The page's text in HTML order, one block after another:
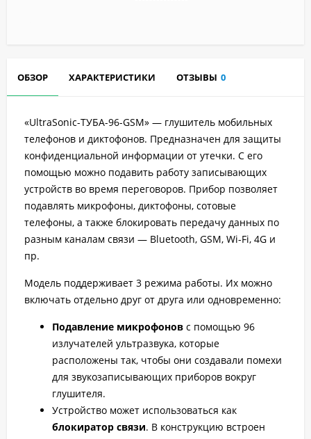
ОБЗОР ХАРАКТЕРИСТИКИ ОТЗЫВЫ 0
«UltraSonic-ТУБА-96-GSM» — глушитель мобильных
телефонов и диктофонов. Предназначен для защиты
конфиденциальной информации от утечки. С его
помощью можно подавить работу записывающих
устройств во время переговоров. Прибор позволяет
подавлять микрофоны, диктофоны, сотовые
телефоны, а также блокировать передачу данных по
разным каналам связи — Bluetooth, GSM, Wi-Fi, 4G и
пр.
Модель поддерживает 3 режима работы. Их можно
включать отдельно друг от друга или одновременно:
Подавление микрофонов с помощью 96
излучателей ультразвука, которые
расположены так, чтобы они создавали помехи
для звукозаписывающих приборов вокруг
глушителя.
Устройство может использоваться как
блокиратор связи. В конструкцию встроен